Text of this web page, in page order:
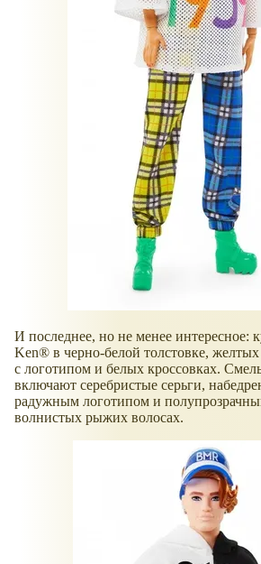
И последнее, но не менее интересное:
Ken® в черно-белой толстовке,
с логотипом и белых кроссовках.
включают серебристые серьги,
радужным логотипом и
волнистых рыжих волосах.